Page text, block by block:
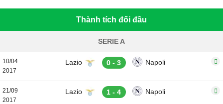
Thành tích đối đầu
SERIE A
10/04
2017
Lazio 0 - 3 Napoli
21/09
2017
Lazio 1 - 4 Napoli